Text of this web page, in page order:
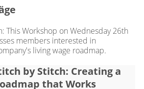
by Stitch: Creating a
that Works